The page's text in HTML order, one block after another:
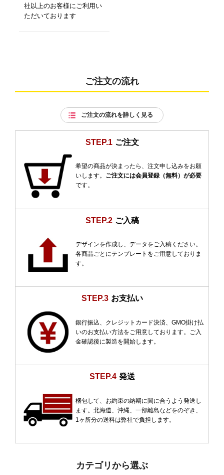
社以上のお客様にご利用い
ただいております
ご注文の流れ
ご注文の流れを詳しく見る
STEP.1 ご注文
希望の商品が決まったら、注文申し込みをお願
いします。 ご注文には会員登録（無料）が必要
です。
STEP.2 ご入稿
デザインを作成し、データをご入稿ください。
各商品ごとにテンプレートをご用意しておりま
す。
STEP.3 お支払い
銀行振込、クレジットカード決済、GMO掛け払
いのお支払い方法をご用意しております。ご入
金確認後に製造を開始します。
STEP.4 発送
梱包して、お約束の納期に間に合うよう発送し
ます。北海道、沖縄、一部離島などをのぞき、
1ヶ所分の送料は弊社で負担します。
カテゴリから選ぶ